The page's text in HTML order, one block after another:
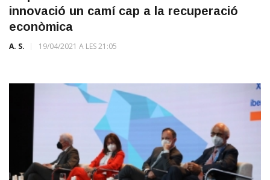
innovació un camí cap a la recuperació
econòmica
A. S. 19/04/2021 A LES 21:05